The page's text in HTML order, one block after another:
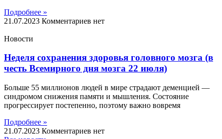
Подробнее »
21.07.2023 Комментариев нет
Новости
Неделя сохранения здоровья головного мозга (в
честь Всемирного дня мозга 22 июля)
Больше 55 миллионов людей в мире страдают деменцией —
синдромом снижения памяти и мышления. Состояние
прогрессирует постепенно, поэтому важно вовремя
Подробнее »
21.07.2023 Комментариев нет